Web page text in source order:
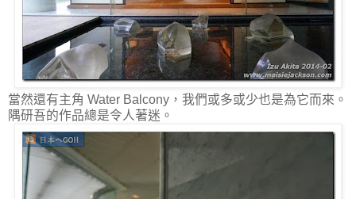
當然還有主角 Water Balcony，我們或多或少也是為它而來。
隅研吾的作品總是令人著迷。